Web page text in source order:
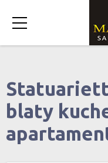
blaty